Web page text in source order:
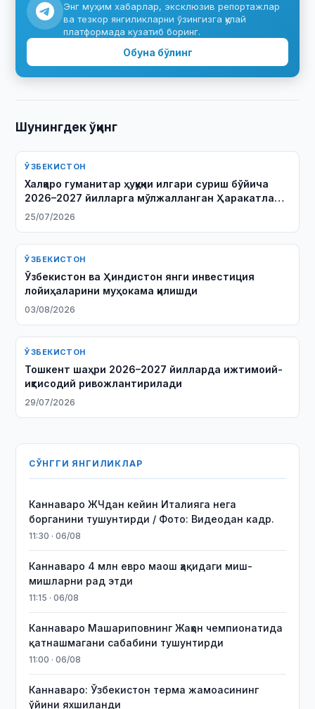
Энг муҳим хабарлар, эксклюзив репортажлар
ва тезкор янгиликларни ўзингизга қулай
платформада кузатиб боринг.
Обуна бўлинг
Шунингдек ўқинг
ЎЗБЕКИСТОН
Халқаро гуманитар ҳуқуқни илгари суриш бўйича
2026–2027 йилларга мўлжалланган Ҳаракатлар
режаси имзоланди
25/07/2026
ЎЗБЕКИСТОН
Ўзбекистон ва Ҳиндистон янги инвестиция
лойиҳаларини муҳокама қилишди
03/08/2026
ЎЗБЕКИСТОН
Тошкент шаҳри 2026–2027 йилларда ижтимоий-
иқтисодий ривожлантирилади
29/07/2026
СЎНГГИ ЯНГИЛИКЛАР
Каннаваро ЖЧдан кейин Италияга нега
борганини тушунтирди / Фото: Видеодан кадр.
11:30 · 06/08
Каннаваро 4 млн евро маош ҳақидаги миш-
мишларни рад этди
11:15 · 06/08
Каннаваро Машариповнинг Жаҳон чемпионатида
қатнашмагани сабабини тушунтирди
11:00 · 06/08
Каннаваро: Ўзбекистон терма жамоасининг
ўйини яхшиланди